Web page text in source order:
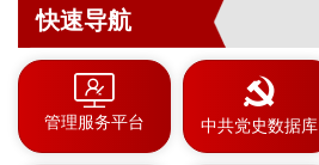
快速导航
管理服务平台 中共党史数据库